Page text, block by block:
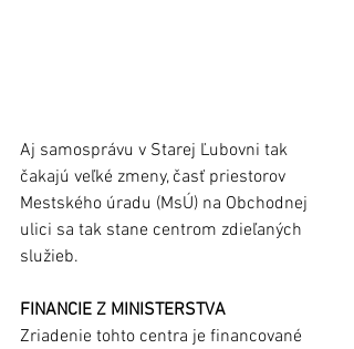
Aj samosprávu v Starej Ľubovni tak
čakajú veľké zmeny, časť priestorov
Mestského úradu (MsÚ) na Obchodnej
ulici sa tak stane centrom zdieľaných
služieb.
FINANCIE Z MINISTERSTVA
Zriadenie tohto centra je financované